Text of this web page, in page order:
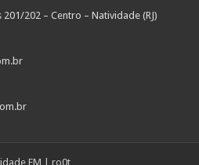
201/202 – Centro – Natividade (RJ)
FM ro0t